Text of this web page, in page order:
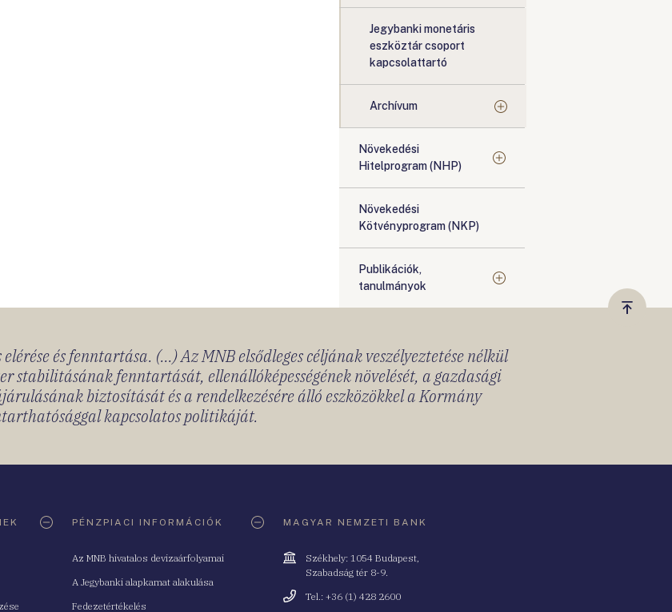
Jegybanki monetáris
eszköztár csoport
kapcsolattartó
Archívum
Növekedési
Hitelprogram (NHP)
Növekedési
Kötvényprogram (NKP)
Publikációk,
tanulmányok
Vissza
és fenntartása. (...) Az MNB elsődleges céljának veszélyeztetése nélkül
stabilitásának fenntartását, ellenállóképességének növelését, a gazdasági
biztosítását és a rendelkezésére álló eszközökkel a Kormány
kapcsolatos politikáját.
PÉNZPIACI INFORMÁCIÓK
Az MNB hivatalos devizaárfolyamai
A Jegybanki alapkamat alakulása
Fedezetértékelés
MAGYAR NEMZETI BANK
Cím
Székhely: 1054 Budapest,
Szabadság tér 8-9.
Telefonszám
Tel.: +36 (1) 428 2600